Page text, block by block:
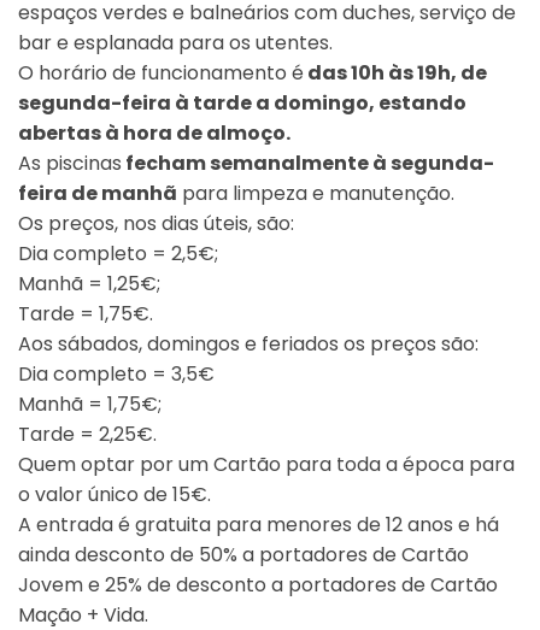
espaços verdes e balneários com duches, serviço de
bar e esplanada para os utentes.
O horário de funcionamento é das 10h às 19h, de
segunda-feira à tarde a domingo, estando
abertas à hora de almoço.
As piscinas fecham semanalmente à segunda-
feira de manhã para limpeza e manutenção.
Os preços, nos dias úteis, são:
Dia completo = 2,5€;
Manhã = 1,25€;
Tarde = 1,75€.
Aos sábados, domingos e feriados os preços são:
Dia completo = 3,5€
Manhã = 1,75€;
Tarde = 2,25€.
Quem optar por um Cartão para toda a época para
o valor único de 15€.
A entrada é gratuita para menores de 12 anos e há
ainda desconto de 50% a portadores de Cartão
Jovem e 25% de desconto a portadores de Cartão
Mação + Vida.